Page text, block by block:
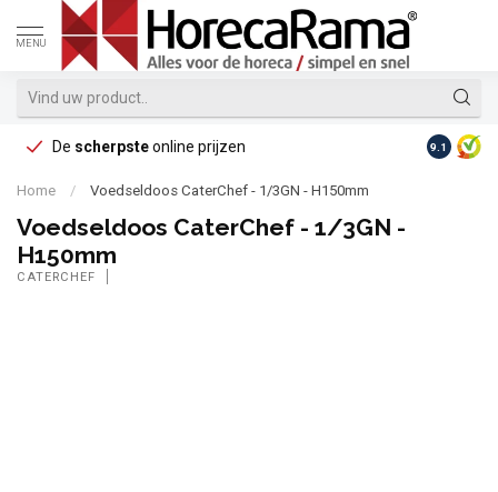
MENU
De scherpsteonline prijzen Op
9.1
Home / Voedseldoos CaterChef - 1/3GN - H150mm
Voedseldoos CaterChef - 1/3GN -
H150mm
CATERCHEF